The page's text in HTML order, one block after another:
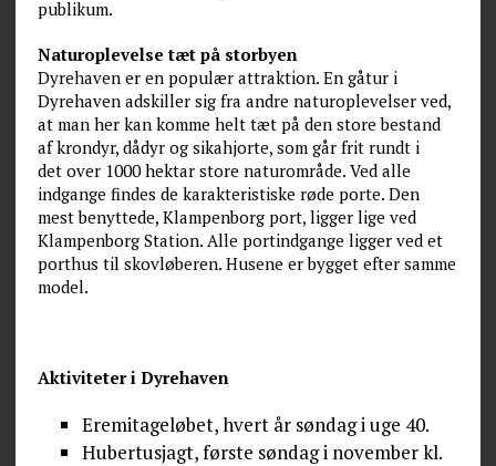
publikum.
Naturoplevelse tæt på storbyen
Dyrehaven er en populær attraktion. En gåtur i
Dyrehaven adskiller sig fra andre naturoplevelser ved,
at man her kan komme helt tæt på den store bestand
af krondyr, dådyr og sikahjorte, som går frit rundt i
det over 1000 hektar store naturområde. Ved alle
indgange findes de karakteristiske røde porte. Den
mest benyttede, Klampenborg port, ligger lige ved
Klampenborg Station. Alle portindgange ligger ved et
porthus til skovløberen. Husene er bygget efter samme
model.
Aktiviteter i Dyrehaven
Eremitageløbet, hvert år søndag i uge 40.
Hubertusjagt, første søndag i november kl.